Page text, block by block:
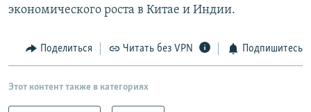
Все сайты РСЕ/РС
экономического роста в Китае и Индии.
Поделиться Читать без VPN Подпишитесь
Этот контент также в категориях